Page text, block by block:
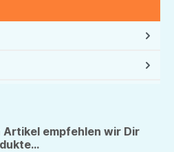
Artikel empfehlen wir Dir